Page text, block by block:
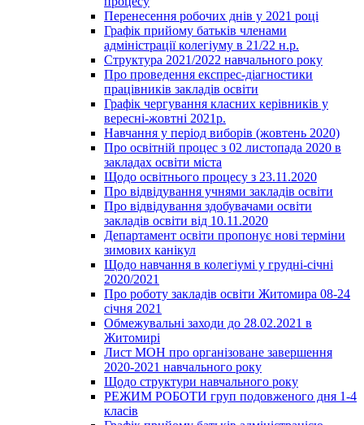
Перенесення робочих днів у 2021 році
Графік прийому батьків членами
адміністрації колегіуму в 21/22 н.р.
Структура 2021/2022 навчального року
Про проведення експрес-діагностики
працівників закладів освіти
Графік чергування класних керівників у
вересні-жовтні 2021р.
Навчання у період виборів (жовтень 2020)
Про освітній процес з 02 листопада 2020 в
закладах освіти міста
Щодо освітнього процесу з 23.11.2020
Про відвідування учнями закладів освіти
Про відвідування здобувачами освіти
закладів освіти від 10.11.2020
Департамент освіти пропонує нові терміни
зимових канікул
Щодо навчання в колегіумі у грудні-січні
2020/2021
Про роботу закладів освіти Житомира 08-24
січня 2021
Обмежувальні заходи до 28.02.2021 в
Житомирі
Лист МОН про організоване завершення
2020-2021 навчального року
Щодо структури навчального року
РЕЖИМ РОБОТИ груп подовженого дня 1-4
класів